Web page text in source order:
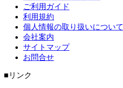
ご利用ガイド
利用規約
個人情報の取り扱いについて
会社案内
サイトマップ
お問合せ
■リンク